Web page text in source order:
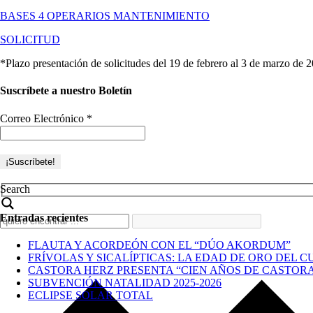
BASES 4 OPERARIOS MANTENIMIENTO
SOLICITUD
*Plazo presentación de solicitudes del 19 de febrero al 3 de marzo de
Suscríbete a nuestro Boletín
Correo Electrónico *
Search
Entradas recientes
FLAUTA Y ACORDEÓN CON EL “DÚO AKORDUM”
FRÍVOLAS Y SICALÍPTICAS: LA EDAD DE ORO DEL
CASTORA HERZ PRESENTA “CIEN AÑOS DE
SUBVENCIÓN NATALIDAD 2025-2026
ECLIPSE SOLAR TOTAL